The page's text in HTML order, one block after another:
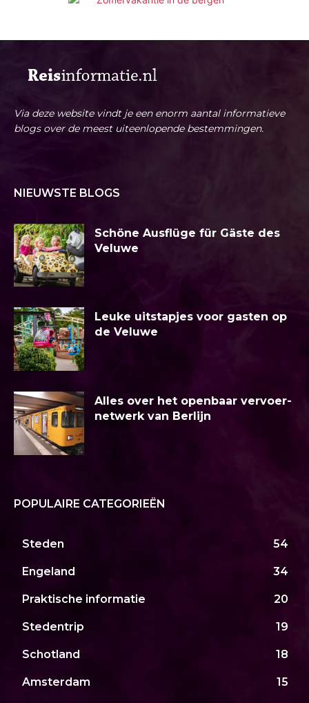
Via deze website vindt je een enorm aantal informatieve
blogs over de meest uiteenlopende bestemmingen.
NIEUWSTE BLOGS
Schöne Ausflüge für Gäste des
Veluwe
Leuke uitstapjes voor gasten op
de Veluwe
Alles over het openbaar vervoer-
netwerk van Berlijn
POPULAIRE CATEGORIEËN
Steden 54
Engeland 34
Praktische informatie 20
Stedentrip 19
Schotland 18
Amsterdam 15